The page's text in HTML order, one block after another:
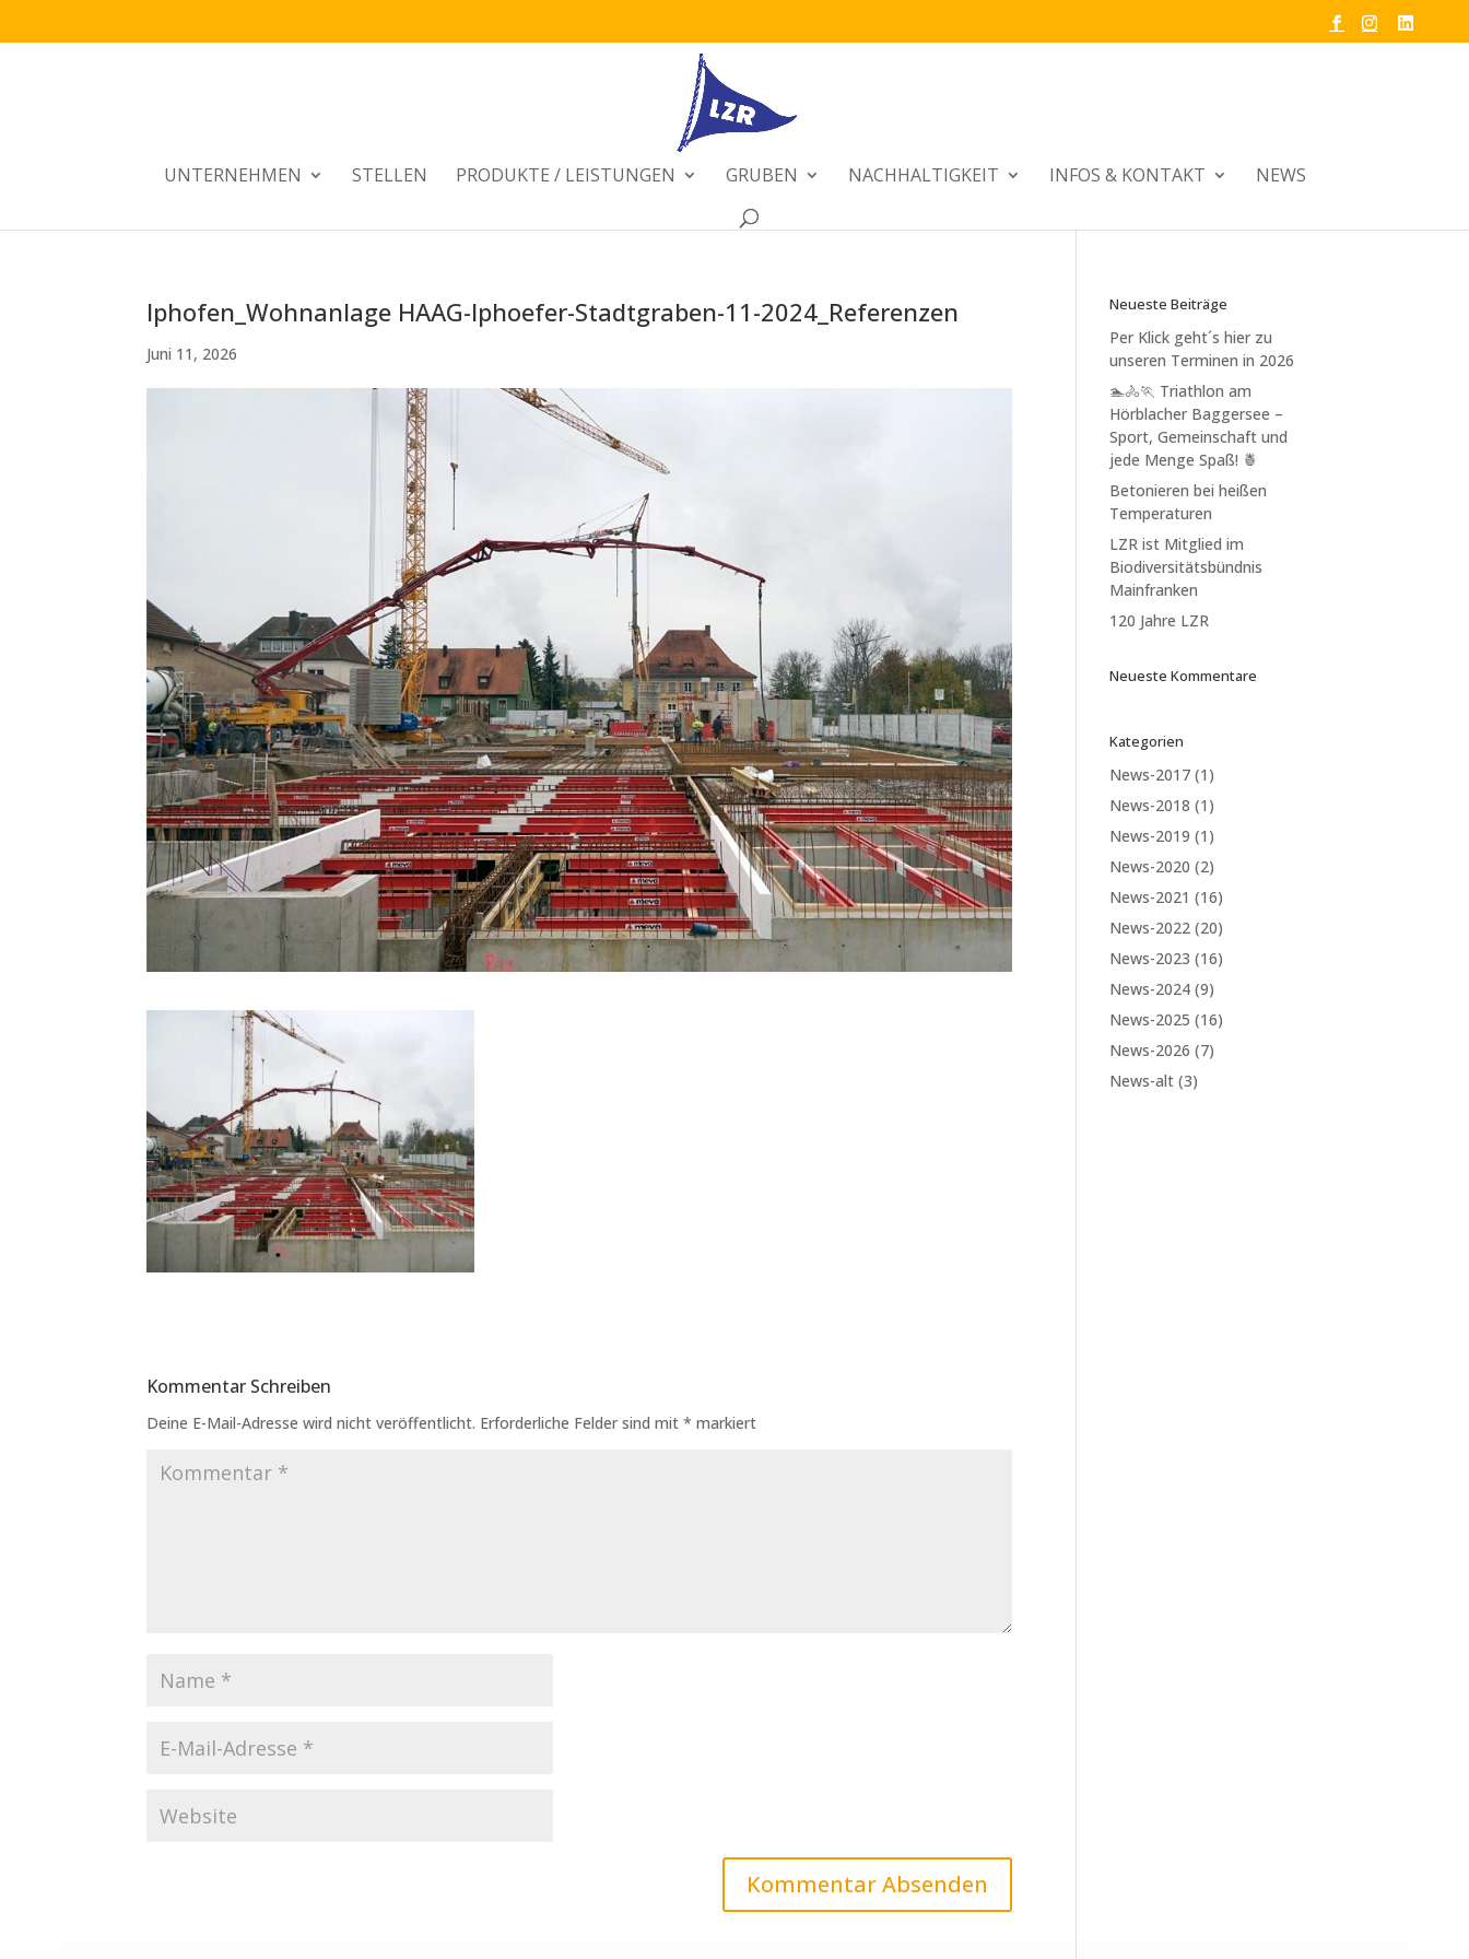
UNTERNEHMEN STELLEN PRODUKTE / LEISTUNGEN GRUBEN NACHHALTIGKEIT INFOS & KONTAKT NEWS
Iphofen_Wohnanlage HAAG-Iphoefer-Stadtgraben-11-2024_Referenzen
Juni 11, 2026
Kommentar Schreiben
Deine E-Mail-Adresse wird nicht veröffentlicht. Erforderliche Felder sind mit* markiert
Neueste Beiträge
Per Klick geht´s hier zu
unseren Terminen in 2026
🏊🚴🏃 Triathlon am
Hörblacher Baggersee –
Sport, Gemeinschaft und
jede Menge Spaß! 🍍
Betonieren bei heißen
Temperaturen
LZR ist Mitglied im
Biodiversitätsbündnis
Mainfranken
120 Jahre LZR
Neueste Kommentare
Kategorien
News-2017 (1)
News-2018 (1)
News-2019 (1)
News-2020 (2)
News-2021 (16)
News-2022 (20)
News-2023 (16)
News-2024 (9)
News-2025 (16)
News-2026 (7)
News-alt (3)